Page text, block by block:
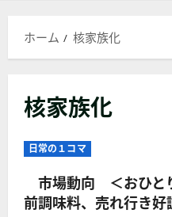
ン
ー
ホーム 核家族化
核家族化
日常の１コマ
市場動向 ＜おひと
前調味料、売れ行き好